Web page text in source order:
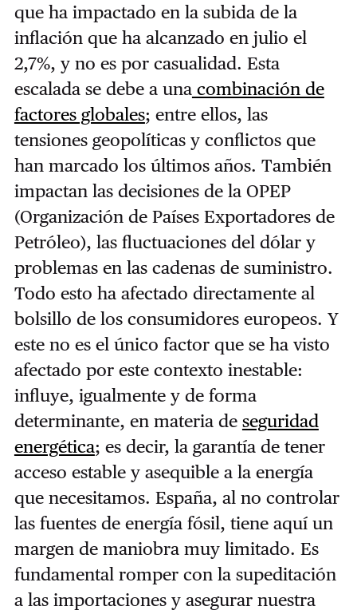
que ha impactado en la subida de la
inflación que ha alcanzado en julio el
2,7%, y no es por casualidad. Esta
escalada se debe a unacombinación de
factores globales; entre ellos, las
tensiones geopolíticas y conflictos que
han marcado los últimos años. También
impactan las decisiones de la OPEP
(Organización de Países Exportadores de
Petróleo), las fluctuaciones del dólar y
problemas en las cadenas de suministro.
Todo esto ha afectado directamente al
bolsillo de los consumidores europeos. Y
este no es el único factor que se ha visto
afectado por este contexto inestable:
influye, igualmente y de forma
determinante, en materia de seguridad
energética; es decir, la garantía de tener
acceso estable y asequible a la energía
que necesitamos. España, al no controlar
las fuentes de energía fósil, tiene aquí un
margen de maniobra muy limitado. Es
fundamental romper con la supeditación
a las importaciones y asegurar nuestra